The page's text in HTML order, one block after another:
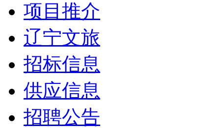
项目推介
辽宁文旅
招标信息
供应信息
招聘公告